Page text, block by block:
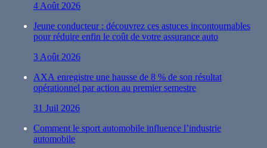
4 Août 2026
Jeune conducteur : découvrez ces astuces incontournables
pour réduire enfin le coût de votre assurance auto
3 Août 2026
AXA enregistre une hausse de 8 % de son résultat
opérationnel par action au premier semestre
31 Juil 2026
Comment le sport automobile influence l’industrie
automobile